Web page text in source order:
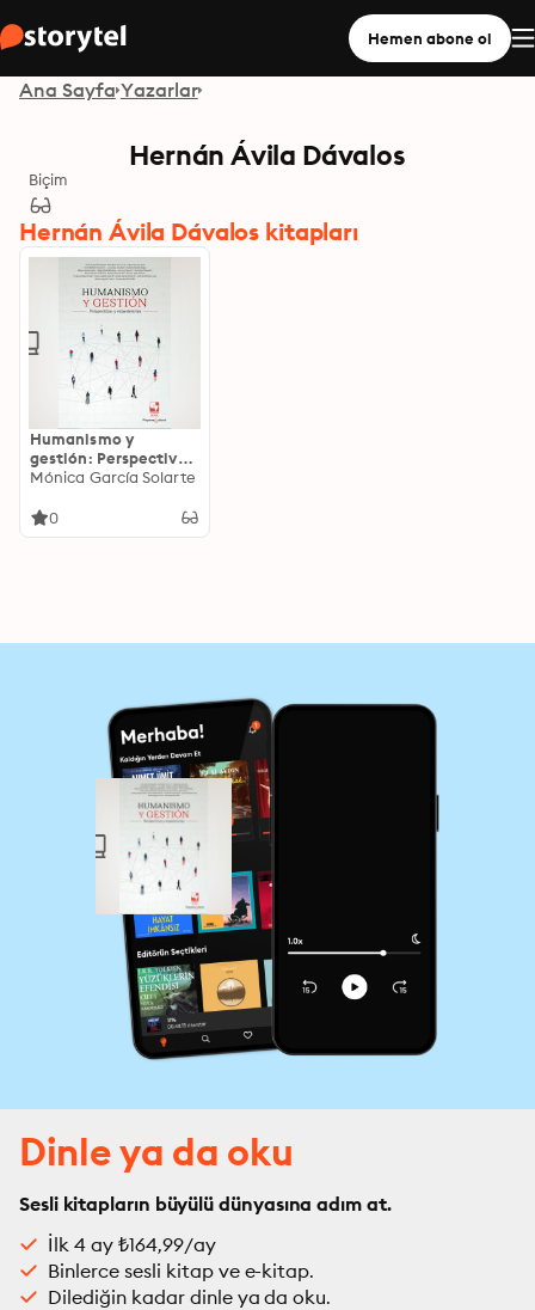
Hemen abone ol
Ana Sayfa Yazarlar
Hernán Ávila Dávalos
Biçim
Hernán Ávila Dávalos kitapları
Humanismo y
gestión: Perspectivas
y experiencias
Mónica García Solarte
0
Dinle ya da oku
Sesli kitapların büyülü dünyasına adım at.
İlk 4 ay ₺164,99/ay
Binlerce sesli kitap ve e-kitap.
Dilediğin kadar dinle ya da oku.